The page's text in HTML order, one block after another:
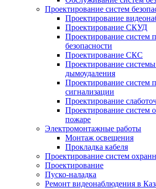
Проектирование систем
Проектирование
Проектирование СКУД
Проектирование систем
безопасности
Проектирование СКС
Проектирование
дымоудаления
Проектирование систем
сигнализации
Проектирование
Проектирование систем
пожаре
Электромонтажные работы
Монтаж освещения
Прокладка кабеля
Проектирование систем
Проектирование
Пуско-наладка
Ремонт видеонаблюдения в